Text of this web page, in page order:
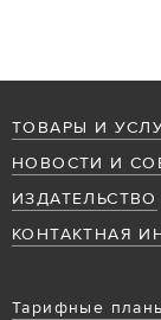
ТОВАРЫ И
НОВОСТИ И
ИЗДАТЕЛЬСТВО
КОНТАКТНАЯ
Тарифные